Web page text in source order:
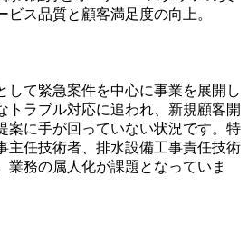
ス品質と顧客満足度の向上。
して緊急案件を中心に事業を展開し
トラブル対応に追われ、新規顧客開
案に手が回っていない状況です。特
主任技術者、排水設備工事責任技術
業務の属人化が課題となっていま